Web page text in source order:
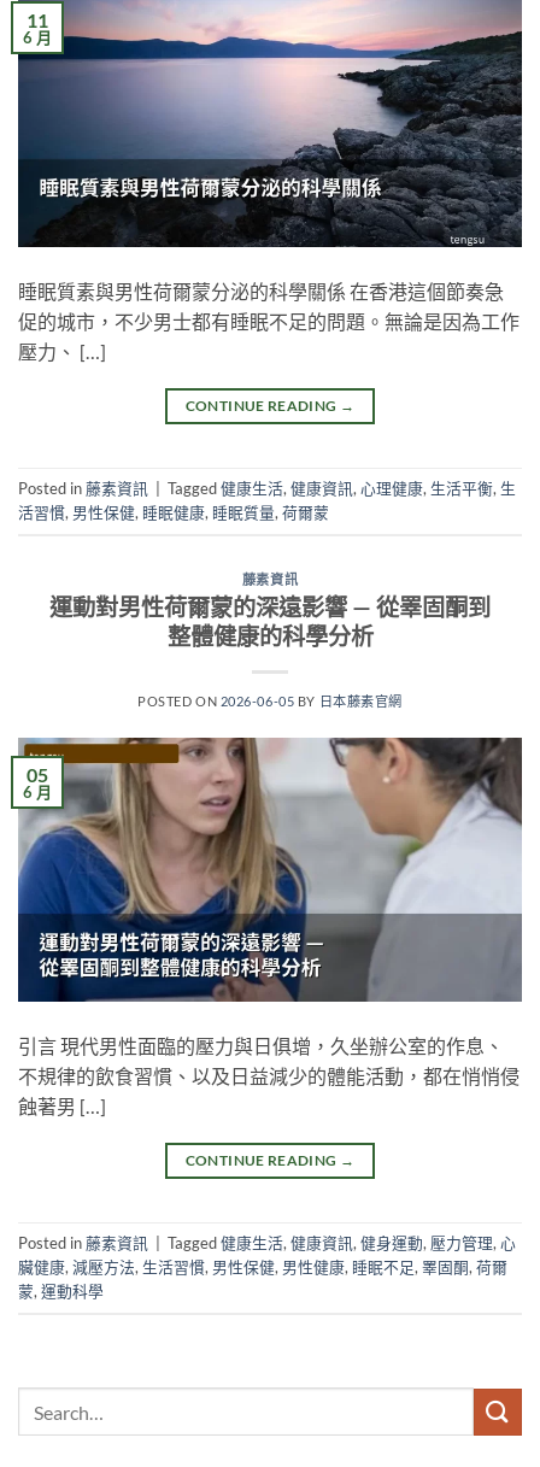
11
6 月
睡眠質素與男性荷爾蒙分泌的科學關係 在香港這個節奏急
促的城市，不少男士都有睡眠不足的問題。無論是因為工作
壓力、 […]
CONTINUE READING →
Posted in藤素資訊 Tagged健康生活,健康資訊,心理健康,生活平衡,生
活習慣, 男性保健, 睡眠健康, 睡眠質量,荷爾蒙
藤素資訊
運動對男性荷爾蒙的深遠影響 — 從睪固酮到
整體健康的科學分析
POSTED ON 2026-06-05 BY 日本藤素官網
05
6 月
引言 現代男性面臨的壓力與日俱增，久坐辦公室的作息、
不規律的飲食習慣、以及日益減少的體能活動，都在悄悄侵
蝕著男 […]
CONTINUE READING →
Posted in藤素資訊 Tagged健康生活,健康資訊,健身運動, 壓力管理,心
臟健康,減壓方法,生活習慣, 男性保健, 男性健康, 睡眠不足,睪固酮,荷爾
蒙,運動科學